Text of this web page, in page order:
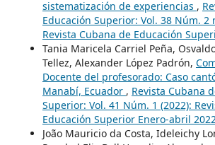
sistematización de experiencias ,
Educación Superior: Vol. 38 Núm. 2
Revista Cubana de Educación
Tania Maricela Carriel Peña,
Tellez, Alexander López Padrón,
Docente del profesorado: Caso
Manabí, Ecuador , Revista Cubana
Superior: Vol. 41 Núm. 1 (2022):
Educación Superior Enero-abril
João Mauricio da Costa, Ideleichy